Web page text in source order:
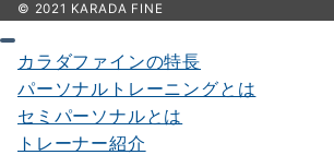
© 2021 KARADA FINE
カラダファインの特長
パーソナルトレーニングとは
セミパーソナルとは
トレーナー紹介